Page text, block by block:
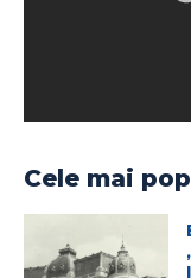
Cele mai